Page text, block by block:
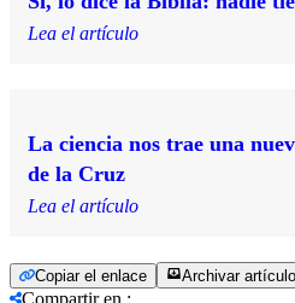
Lea el artículo
La ciencia nos trae una
de la Cruz
Lea el artículo
Copiar el enlace Archivar artículo
Compartir en :